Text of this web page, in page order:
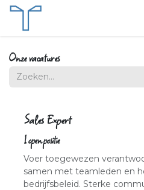
Overslaan naar inhoud
Onze vacatures
Sales Expert
1open positie
Voer toegewezen
samen met teamleden en
bedrijfsbeleid. Sterke